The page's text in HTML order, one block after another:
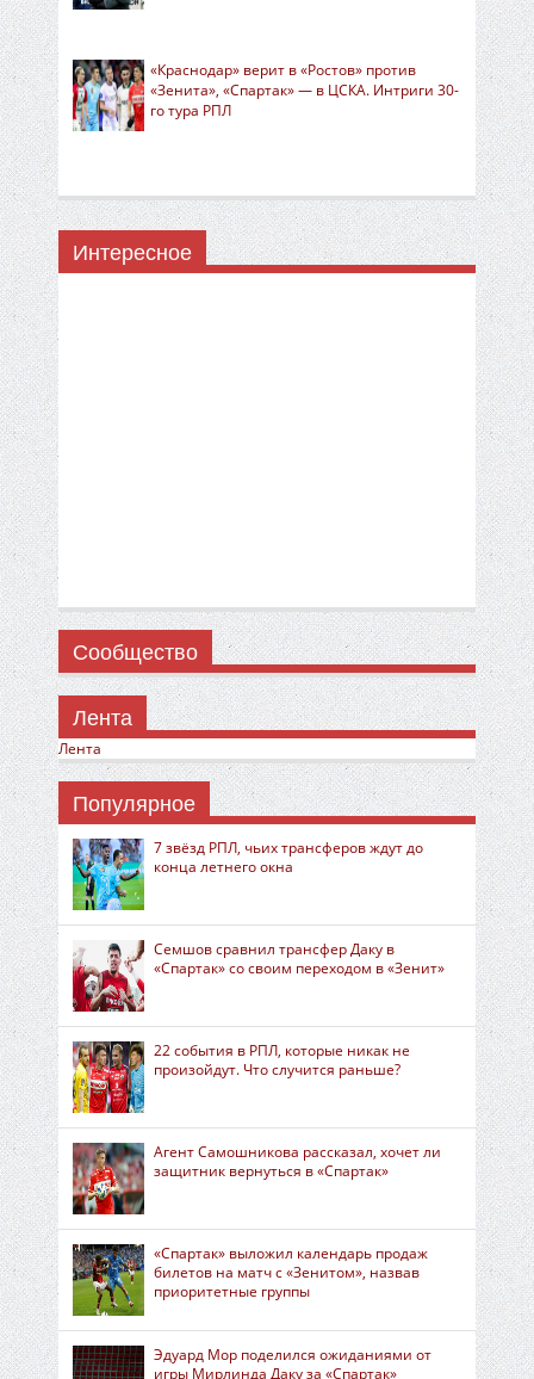
«Краснодар» верит в «Ростов» против
«Зенита», «Спартак» — в ЦСКА. Интриги 30-
го тура РПЛ
Интересное
Сообщество
Лента
Лента
Популярное
7 звёзд РПЛ, чьих трансферов ждут до
конца летнего окна
Семшов сравнил трансфер Даку в
«Спартак» со своим переходом в «Зенит»
22 события в РПЛ, которые никак не
произойдут. Что случится раньше?
Агент Самошникова рассказал, хочет ли
защитник вернуться в «Спартак»
«Спартак» выложил календарь продаж
билетов на матч с «Зенитом», назвав
приоритетные группы
Эдуард Мор поделился ожиданиями от
игры Мирлинда Даку за «Спартак»